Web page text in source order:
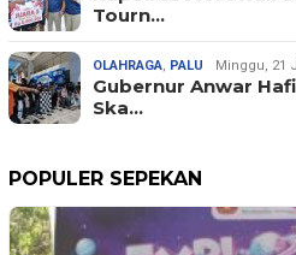
Tourn…
OLAHRAGA, PALU Minggu, 21
Gubernur Anwar
Ska…
POPULER SEPEKAN